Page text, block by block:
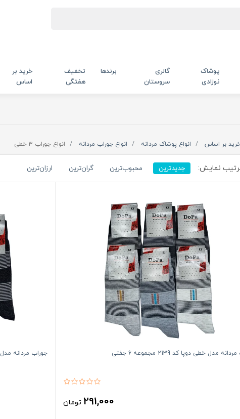
پوشاک
نوزادی
گالری
سروستان
برندها
تخفیف
هفتگی
خرید بر
اساس
بر اساس انواع پوشاک مردانه انواع جوراب مردانه انواع جوراب 3 خطی
نمایش: جدیدترین محبوب‌ترین گران‌ترین ارزان‌ترین
مدل خطی دوپا کد 2139 مجموعه 6 جفتی
291,000 تومان
جوراب مردانه مدل 3 خطی دوپا کد 2140 مجموعه 3 جفتی